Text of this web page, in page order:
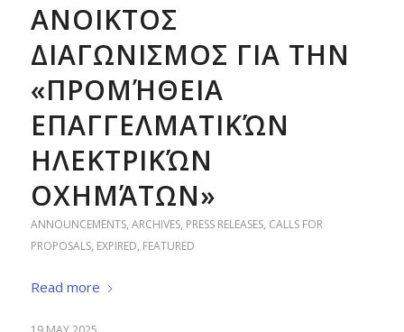
ΑΝΟΙΚΤΟΣ
ΔΙΑΓΩΝΙΣΜΟΣ ΓΙΑ ΤΗΝ
«ΠΡΟΜΉΘΕΙΑ
ΕΠΑΓΓΕΛΜΑΤΙΚΏΝ
ΗΛΕΚΤΡΙΚΏΝ
ΟΧΗΜΆΤΩΝ»
ANNOUNCEMENTS, ARCHIVES, PRESS RELEASES, CALLS FOR
PROPOSALS, EXPIRED, FEATURED
Read more